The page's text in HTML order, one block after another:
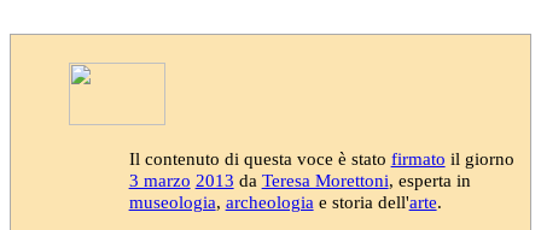
Il contenuto di questa voce è stato firmato il giorno
3 marzo 2013 da Teresa Morettoni, esperta in
museologia, archeologia e storia dell'arte.